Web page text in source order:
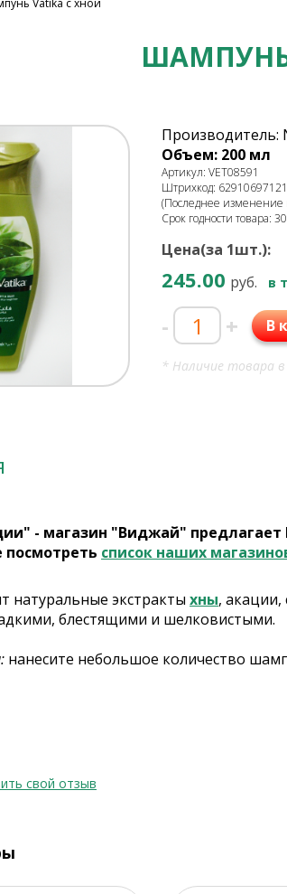
Vatika с хной
ШАМПУНЬ
Производитель:
Объем: 200 мл
Артикул: VET08591
Штрихкод:
(Последнее изменение
Срок годности товара:
Цена(за 1шт.):
245.00 руб. в
- + В
* Наличие товара
- магазин "Виджай"
список наших
натуральные экстракты хны, акации,
блестящими и шелковистыми.
нанесите небольшое количество
свой отзыв